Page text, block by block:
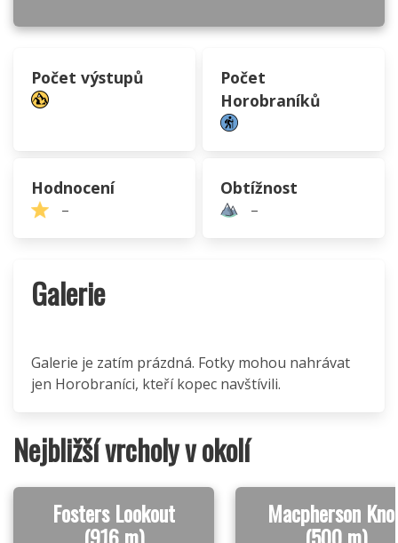
Počet výstupů
Počet
Horobraníků
Hodnocení
–
Obtížnost
–
Galerie
Galerie je zatím prázdná. Fotky mohou nahrávat
jen Horobraníci, kteří kopec navštívili.
Nejbližší vrcholy v okolí
Fosters Lookout Macpherson